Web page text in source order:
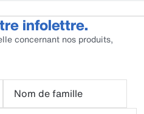
infolettre.
concernant nos produits,
Nom de famille